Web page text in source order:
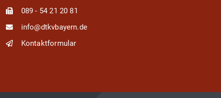
089 - 54 21 20 81
info@dtkvbayern.de
Kontaktformular